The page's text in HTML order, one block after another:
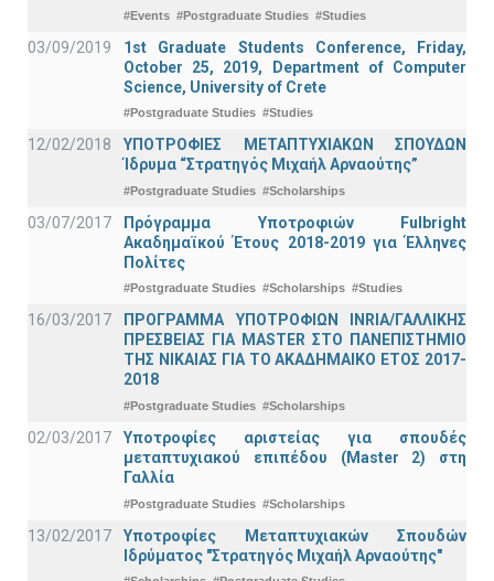
#Events #Postgraduate Studies #Studies
03/09/2019
1st Graduate Students Conference, Friday,
October 25, 2019, Department of Computer
Science, University of Crete
#Postgraduate Studies #Studies
12/02/2018
ΥΠΟΤΡΟΦΙΕΣ ΜΕΤΑΠΤΥΧΙΑΚΩΝ ΣΠΟΥΔΩΝ
Ίδρυμα “Στρατηγός Μιχαήλ Αρναούτης”
#Postgraduate Studies #Scholarships
03/07/2017
Πρόγραμμα Υποτροφιών Fulbright
Ακαδημαϊκού Έτους 2018-2019 για Έλληνες
Πολίτες
#Postgraduate Studies #Scholarships #Studies
16/03/2017
ΠΡΟΓΡΑΜΜΑ ΥΠΟΤΡΟΦΙΩΝ INRIA/ΓΑΛΛΙΚΗΣ
ΠΡΕΣΒΕΙΑΣ ΓΙΑ ΜASTER ΣΤΟ ΠΑΝΕΠΙΣΤΗΜΙΟ
ΤΗΣ ΝΙΚΑΙΑΣ ΓΙΑ ΤΟ ΑΚΑΔΗΜΑΙΚΟ ΕΤΟΣ 2017-
2018
#Postgraduate Studies #Scholarships
02/03/2017
Υποτροφίες αριστείας για σπουδές
μεταπτυχιακού επιπέδου (Master 2) στη
Γαλλία
#Postgraduate Studies #Scholarships
13/02/2017
Υποτροφίες Μεταπτυχιακών Σπουδών
Ιδρύματος "Στρατηγός Μιχαήλ Αρναούτης"